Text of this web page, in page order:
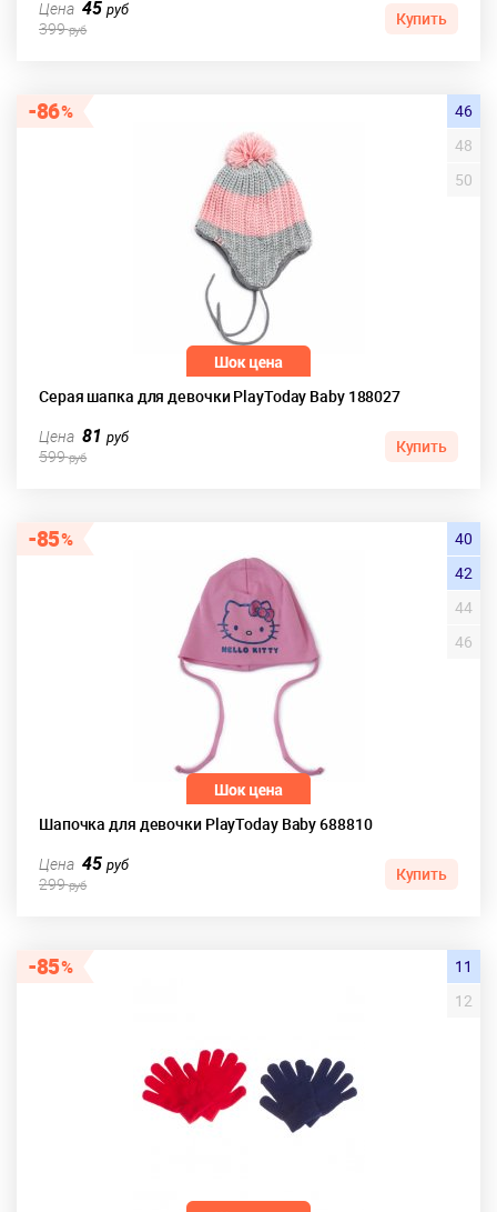
Цена 45руб
399руб
Купить
86
Серая шапка для девочки PlayToday Baby 188027
46
48
50
Цена 81руб
599руб
Купить
85
Шапочка для девочки PlayToday Baby 688810
40
42
44
46
Цена 45руб
299руб
Купить
85
11
12